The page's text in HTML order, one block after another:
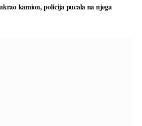
kamion, policija pucala na njega